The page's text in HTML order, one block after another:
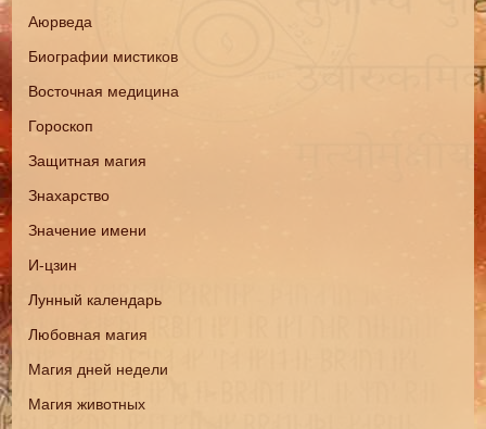
Аюрведа
Биографии мистиков
Восточная медицина
Гороскоп
Защитная магия
Знахарство
Значение имени
И-цзин
Лунный календарь
Любовная магия
Магия дней недели
Магия животных